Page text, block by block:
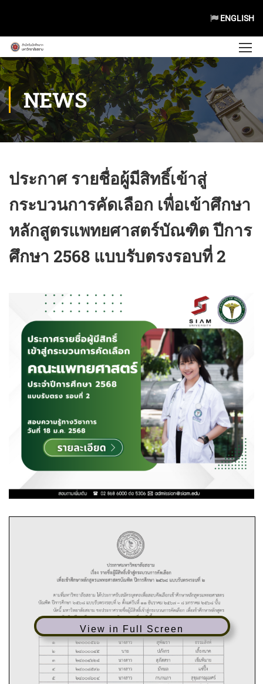
ENGLISH
NEWS
ประกาศ รายชื่อผู้มีสิทธิ์เข้าสู่
กระบวนการคัดเลือก เพื่อเข้าศึกษา
หลักสูตรแพทยศาสตร์บัณฑิต ปีการ
ศึกษา 2568 แบบรับตรงรอบที่ 2
View in Full Screen